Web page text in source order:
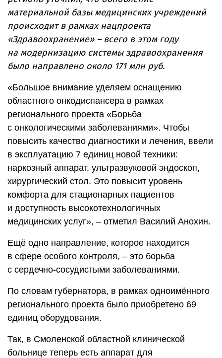
материальной базы медицинских учреждений
происходит в рамках нацпроекта
«Здравоохранение» – всего в этом году
на модернизацию системы здравоохранения
было направлено около 171 млн руб.
«Большое внимание уделяем оснащению
областного онкодиспансера в рамках
регионального проекта «Борьба
с онкологическими заболеваниями». Чтобы
повысить качество диагностики и лечения, ввели
в эксплуатацию 7 единиц новой техники:
наркозный аппарат, ультразвуковой эндоскоп,
хирургический стол. Это повысит уровень
комфорта для стационарных пациентов
и доступность высокотехнологичных
медицинских услуг», – отметил Василий Анохин.
Ещё одно направление, которое находится
в сфере особого контроля, – это борьба
с сердечно-­сосудистыми заболеваниями.
По словам губернатора, в рамках одноимённого
регионального проекта было приобретено 69
единиц оборудования.
Так, в Смоленской областной клинической
больнице теперь есть аппарат для